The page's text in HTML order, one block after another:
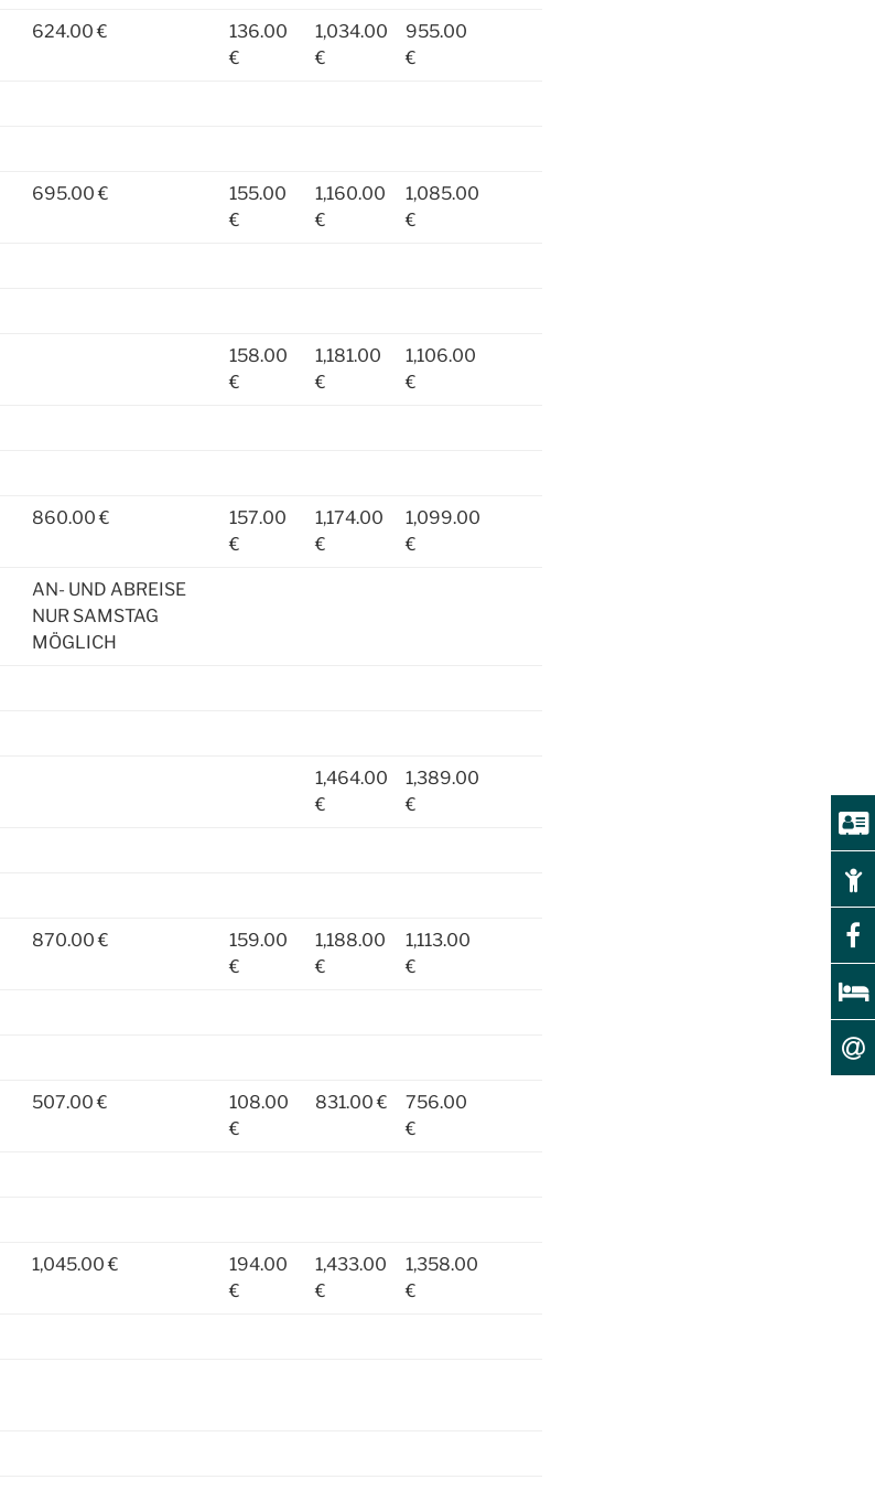
624.00 €
136.00
€
1,034.00
€
955.00
€
695.00 €
155.00
€
1,160.00
€
1,085.00
€
158.00
€
1,181.00
€
1,106.00
€
860.00 €
157.00
€
1,174.00
€
1,099.00
€
AN- UND ABREISE
NUR SAMSTAG
MÖGLICH
1,464.00
€
1,389.00
€
870.00 €
159.00
€
1,188.00
€
1,113.00
€
507.00 €
108.00
€
831.00 €
756.00
€
1,045.00 €
194.00
€
1,433.00
€
1,358.00
€